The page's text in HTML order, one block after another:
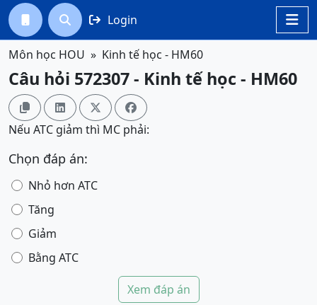

  Login
Môn học HOU Kinh tế học - HM60
Câu hỏi 572307 - Kinh tế học - HM60
   
Nếu ATC giảm thì MC phải:
Chọn đáp án:
Nhỏ hơn ATC
Tăng
Giảm
Bằng ATC
Xem đáp án